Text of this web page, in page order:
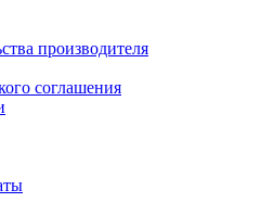
производителя
соглашения